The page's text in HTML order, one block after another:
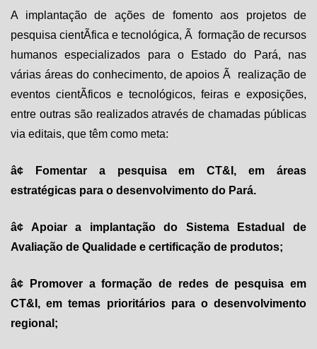
A implantação de ações de fomento aos projetos de
pesquisa cientÃ­fica e tecnológica, Ã formação de recursos
humanos especializados para o Estado do Pará, nas
várias áreas do conhecimento, de apoios Ã realização de
eventos cientÃ­ficos e tecnológicos, feiras e exposições,
entre outras são realizados através de chamadas públicas
via editais, que têm como meta:
â¢ Fomentar a pesquisa em CT&I, em áreas
estratégicas para o desenvolvimento do Pará.
â¢ Apoiar a implantação do Sistema Estadual de
Avaliação de Qualidade e certificação de produtos;
â¢ Promover a formação de redes de pesquisa em
CT&I, em temas prioritários para o desenvolvimento
regional;